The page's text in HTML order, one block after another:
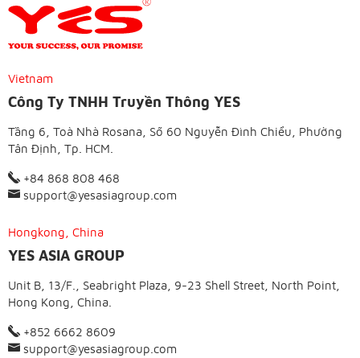
Vietnam
Công Ty TNHH Truyền Thông YES
Tầng 6, Toà Nhà Rosana, Số 60 Nguyễn Đình Chiểu, Phường
Tân Định, Tp. HCM.
+84 868 808 468
support@yesasiagroup.com
Hongkong, China
YES ASIA GROUP
Unit B, 13/F., Seabright Plaza, 9-23 Shell Street, North Point,
Hong Kong, China.
+852 6662 8609
support@yesasiagroup.com